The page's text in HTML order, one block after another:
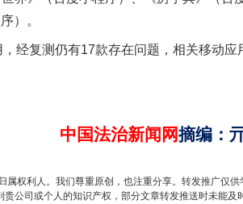
）。
经复测仍有17款存在问题，相关移动应
中国法治新闻网摘编 ：
属权利人。我们尊重原创，也注重分享。转发推广仅供
公司或个人的知识产权，部分文章转发推送时未能及